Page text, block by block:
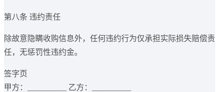
第八条 违约责任
除故意隐瞒收购信息外，任何违约行为仅承担实际损失赔偿责
任，无惩罚性违约金。
签字页
甲方：__________ 乙方：__________